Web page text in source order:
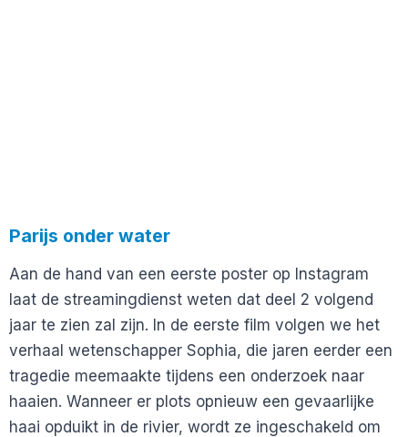
Parijs onder water
Aan de hand van een eerste poster op Instagram
laat de streamingdienst weten dat deel 2 volgend
jaar te zien zal zijn. In de eerste film volgen we het
verhaal wetenschapper Sophia, die jaren eerder een
tragedie meemaakte tijdens een onderzoek naar
haaien. Wanneer er plots opnieuw een gevaarlijke
haai opduikt in de rivier, wordt ze ingeschakeld om